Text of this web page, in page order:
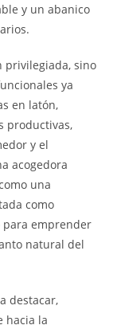
y un abanico
privilegiada, sino
ya
en latón,
productivas,
y el
acogedora
una
como
para emprender
natural del
destacar,
hacia la